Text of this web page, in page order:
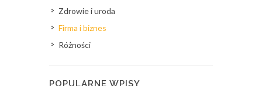
Zdrowie i uroda
Firma i biznes
Różności
POPULARNE WPISY